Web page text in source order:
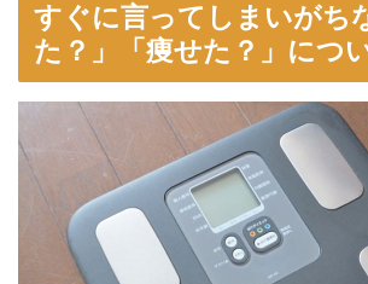
すぐに言ってしまいがち
た？」「痩せた？」につ